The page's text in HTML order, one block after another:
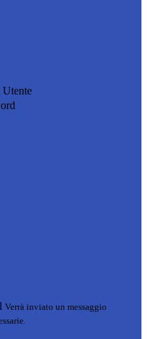
Utente
Verrà inviato un messaggio